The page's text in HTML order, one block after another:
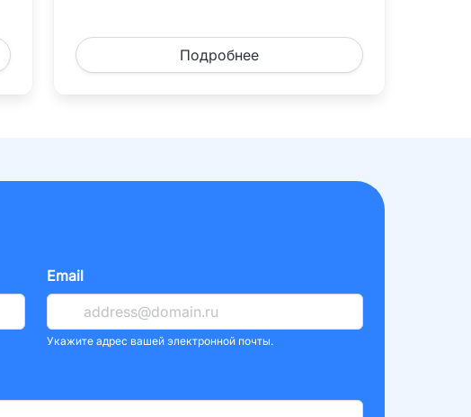
Подробнее
Email
Укажите адрес вашей электронной почты.